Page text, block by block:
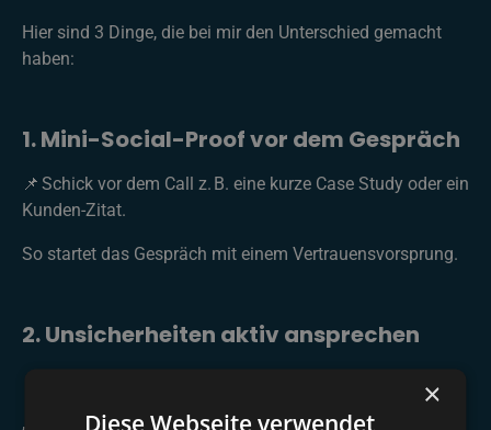
Hier sind 3 Dinge, die bei mir den Unterschied gemacht
haben:
1. Mini-Social-Proof vor dem Gespräch
📌 Schick vor dem Call z. B. eine kurze Case Study oder ein
Kunden-Zitat.
So startet das Gespräch mit einem Vertrauensvorsprung.
2. Unsicherheiten aktiv ansprechen
„Was müsste passieren, damit du dich mit gutem Gefühl
×
Diese Webseite verwendet